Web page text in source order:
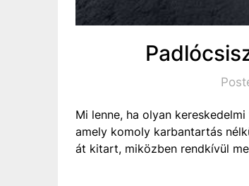
Mi lenne, ha olyan
amely komoly karbantartás
át kitart, miközben rendkívül